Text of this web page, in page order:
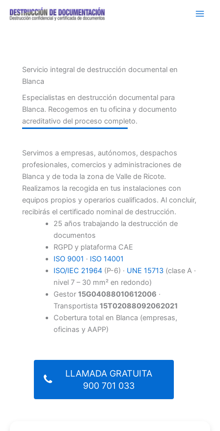
Servicio integral de destrucción documental en
Blanca
Especialistas en destrucción documental para
Blanca. Recogemos en tu oficina y documento
acreditativo del proceso completo.
Servimos a empresas, autónomos, despachos
profesionales, comercios y administraciones de
Blanca y de toda la zona de Valle de Ricote.
Realizamos la recogida en tus instalaciones con
equipos propios y operarios cualificados. Al concluir,
recibirás el certificado nominal de destrucción.
25 años trabajando la destrucción de
documentos
RGPD y plataforma CAE
ISO 9001 · ISO 14001
ISO/IEC 21964(P-6) · UNE 15713(clase A ·
nivel 7 – 30 mm² en redondo)
Gestor 15G04088010612006 ·
Transportista 15T02088092062021
Cobertura total en Blanca (empresas,
oficinas y AAPP)
LLAMADA GRATUITA
900 701 033